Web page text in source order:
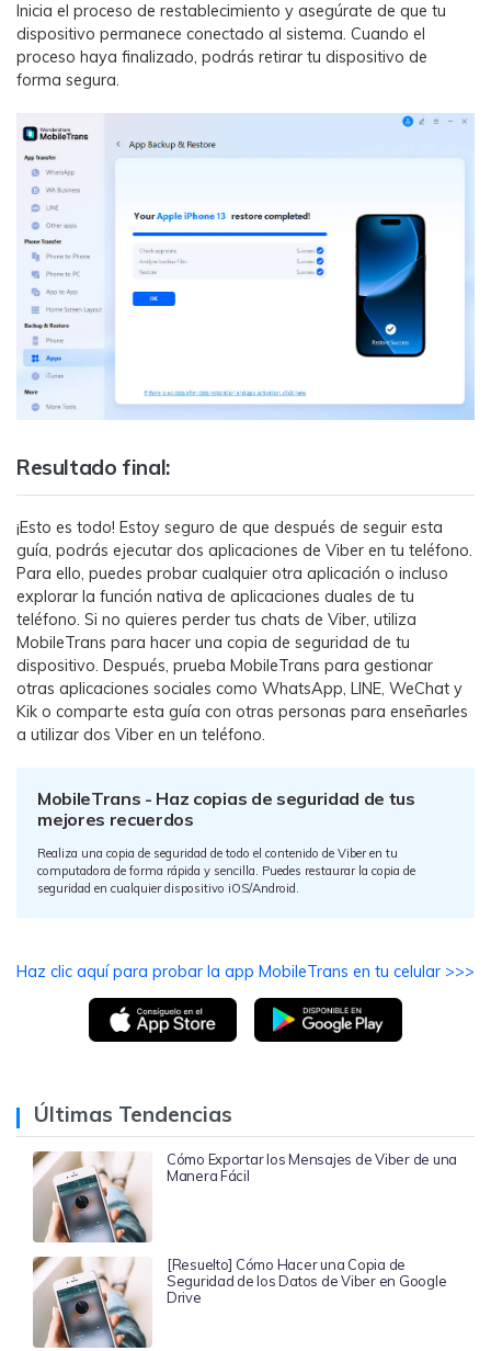
󠀰Inicia el proceso de restablecimiento y asegúrate de que tu
dispositivo permanece conectado al sistema.󠀲󠀩󠀠󠀩󠀩󠀩󠀠󠀥󠀳󠀰 Cuando el
proceso haya finalizado, podrás retirar tu dispositivo de
forma segura.󠀲󠀩󠀠󠀩󠀩󠀩󠀠󠀦󠀳
Resultado final:
󠀰¡Esto es todo! Estoy seguro de que después de seguir esta
guía, podrás ejecutar dos aplicaciones de Viber en tu teléfono.󠀲󠀩󠀠󠀩󠀩󠀩󠀡󠀠󠀳󠀰
Para ello, puedes probar cualquier otra aplicación o incluso
explorar la función nativa de aplicaciones duales de tu
teléfono. Si no quieres perder tus chats de Viber, utiliza
MobileTrans para hacer una copia de seguridad de tu
dispositivo.󠀲󠀩󠀠󠀩󠀩󠀩󠀡󠀢󠀳󠀰 Después, prueba MobileTrans para gestionar
otras aplicaciones sociales como WhatsApp, LINE, WeChat y
Kik o comparte esta guía con otras personas para enseñarles
a utilizar dos Viber en un teléfono.󠀲󠀩󠀠󠀩󠀩󠀩󠀡󠀣󠀳
󠀰MobileTrans - Haz copias de seguridad de tus
mejores recuerdos󠀲󠀩󠀠󠀩󠀩󠀩󠀡󠀤󠀳
Realiza una copia de seguridad de todo el contenido de Viber en tu
computadora de forma rápida y sencilla.󠀲󠀩󠀠󠀩󠀩󠀩󠀡󠀥󠀳󠀰 Puedes restaurar la copia de
seguridad en cualquier dispositivo iOS/Android.󠀲󠀩󠀠󠀩󠀩󠀩󠀡󠀦󠀳
Haz clic aquí para probar la app MobileTrans en tu celular >>>
Últimas Tendencias
Cómo Exportar los Mensajes de Viber de una
Manera Fácil
[Resuelto] Cómo Hacer una Copia de
Seguridad de los Datos de Viber en Google
Drive